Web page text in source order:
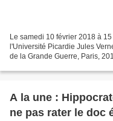
Le samedi 10 février 2018 à
l'Université Picardie Jules
de la Grande Guerre, Paris,
A la une :
ne pas rater le doc